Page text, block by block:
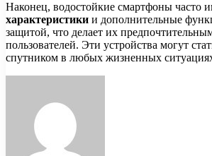
Наконец, водостойкие смартфоны часто
характеристики и дополнительные
защитой, что делает их
пользователей. Эти устройства могут
спутником в любых жизненных